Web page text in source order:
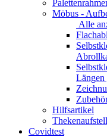
Möbus -
Alle
Längen
Hilfsartikel
Covidtest